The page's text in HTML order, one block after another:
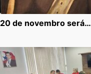
20 de novembro será…